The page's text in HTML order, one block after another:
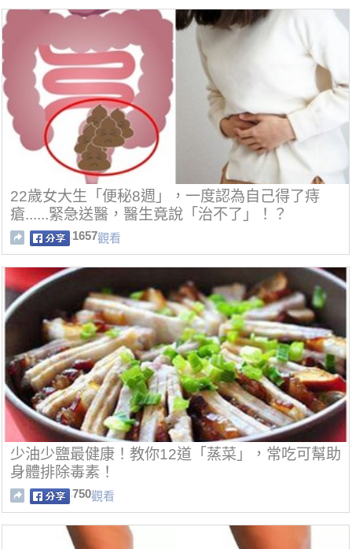
22歲女大生「便秘8週」，一度認為自己得了痔
瘡......緊急送醫，醫生竟說「治不了」！？
1657觀看
少油少鹽最健康！教你12道「蒸菜」，常吃可幫助
身體排除毒素！
750觀看